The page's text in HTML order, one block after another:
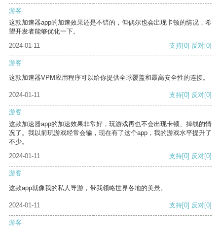
游客
这款加速器app的加速效果还是不错的，但偶尔也会出现卡顿的情况，希
望开发者能够优化一下。
2024-01-11
支持[0] 反对[0]
游客
这款加速器VPM应用程序可以给你提供全球覆盖和最高安全性的连接。
2024-01-11 支持[0] 反对[0]
游客
这款加速器app的加速效果非常好，玩游戏再也不会出现卡顿、掉线的情
况了。我以前玩游戏经常会输，现在有了这个app，我的游戏水平提升了
不少。
2024-01-11
支持[0] 反对[0]
游客
这款app就像我的私人导游，带我领略世界各地的美景。
2024-01-11 支持[0] 反对[0]
游客